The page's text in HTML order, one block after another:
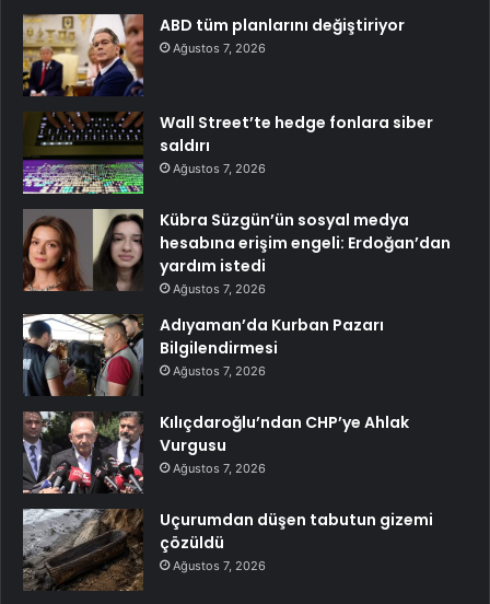
ABD tüm planlarını değiştiriyor
Ağustos 7, 2026
Wall Street’te hedge fonlara siber
saldırı
Ağustos 7, 2026
Kübra Süzgün’ün sosyal medya
hesabına erişim engeli: Erdoğan’dan
yardım istedi
Ağustos 7, 2026
Adıyaman’da Kurban Pazarı
Bilgilendirmesi
Ağustos 7, 2026
Kılıçdaroğlu’ndan CHP’ye Ahlak
Vurgusu
Ağustos 7, 2026
Uçurumdan düşen tabutun gizemi
çözüldü
Ağustos 7, 2026